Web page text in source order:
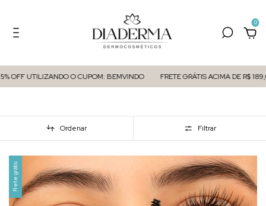
0
UTILIZANDO O CUPOM: BEMVINDO FRETE GRÁTIS ACIMA DE R$ 189,00
Ordenar Filtrar
Frete grátis